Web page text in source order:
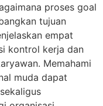
proses goal
tujuan
empat
kontrol kerja dan
Memahami
muda dapat